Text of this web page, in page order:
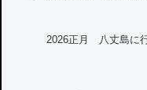
2026正月 八丈島に